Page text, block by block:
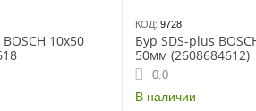
10х50
КОД: 9728
Бур SDS-plus
50мм (2608684612)
0.0
В наличии